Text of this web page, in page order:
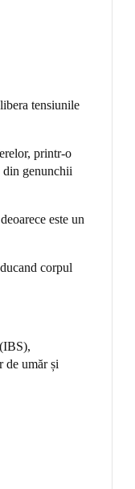
tensiunile
printr-o
din genunchii
este un
corpul
de umăr și